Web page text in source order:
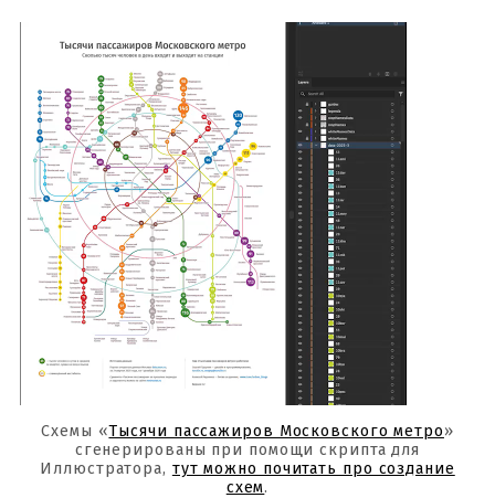
Схемы «Тысячи пассажиров Московского метро»
сгенерированы при помощи скрипта для
Иллюстратора, тут можно почитать про создание
схем.